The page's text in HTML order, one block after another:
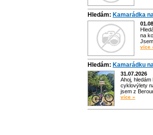
Hledám: Kamarádka
na
více
Hledám: Kamarádku
31.07.2026
Ahoj,
cyklovýlety
jsem z
více »